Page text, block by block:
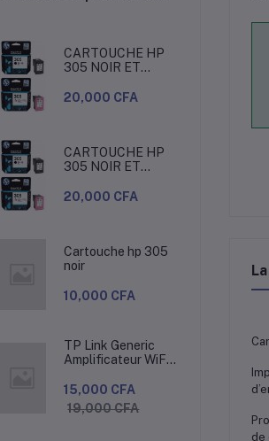
CARTOUCHE HP
305 NOIR ET
20,000 CFA
CARTOUCHE HP
305 NOIR ET
20,000 CFA
Cartouche hp 305
noir
10,000 CFA
TP Link Generic
Amplificateur WiFi
300Mbps - Blanc
15,000 CFA
19,000 CFA
de